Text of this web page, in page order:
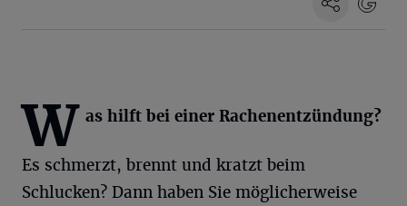
W as hilft bei einer Rachenentzündung?
Es schmerzt, brennt und kratzt beim
Schlucken? Dann haben Sie möglicherweise